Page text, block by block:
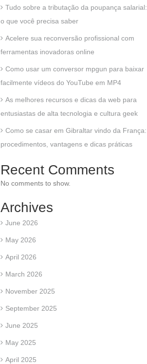
Tudo sobre a tributação da poupança salarial:
o que você precisa saber
Acelere sua reconversão profissional com
ferramentas inovadoras online
Como usar um conversor mpgun para baixar
facilmente vídeos do YouTube em MP4
As melhores recursos e dicas da web para
entusiastas de alta tecnologia e cultura geek
Como se casar em Gibraltar vindo da França:
procedimentos, vantagens e dicas práticas
Recent Comments
No comments to show.
Archives
June 2026
May 2026
April 2026
March 2026
November 2025
September 2025
June 2025
May 2025
April 2025